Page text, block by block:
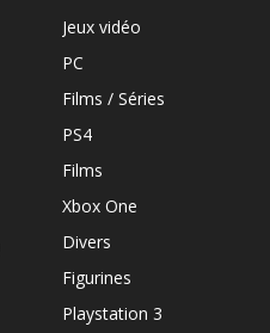
Jeux vidéo
PC
Films / Séries
PS4
Films
Xbox One
Divers
Figurines
Playstation 3